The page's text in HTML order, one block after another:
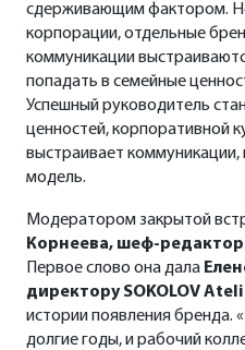
сдерживающим фактором.
корпорации, отдельные
коммуникации
попадать в семейные
Успешный руководитель
ценностей, корпоративной
выстраивает коммуникации,
модель.
Модератором закрытой
Корнеева, шеф-
Первое слово она дала
директору SOKOLOV
истории появления
долгие годы, и рабочий